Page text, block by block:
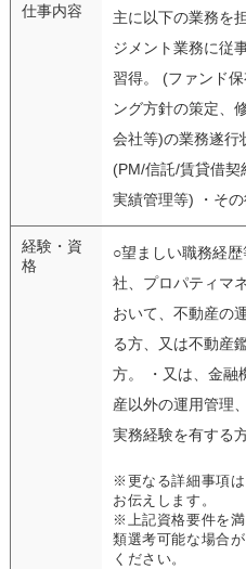
仕事内容
主に以下の業務を
ジメント業務に従
習得。 (ファンド
ング方針の策定、
会社等)の業務遂行
(PM/信託/賃貸借契
実績管理等) ・その
経験・資
格
○望ましい職務経
社、プロパティマ
おいて、不動産の
る方、又は不動産
方。 ・又は、金融
産以外の運用管理
実務経験を有する
※更なる詳細事項
お伝えします。
※上記資格要件を
類選考可能な場合
ください。